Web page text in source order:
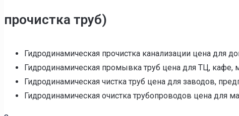
прочистка труб)
Гидродинамическая прочистка канализации цена для
Гидродинамическая промывка труб цена для ТЦ, кафе,
Гидродинамическая чистка труб цена для заводов,
Гидродинамическая очистка трубопроводов цена для